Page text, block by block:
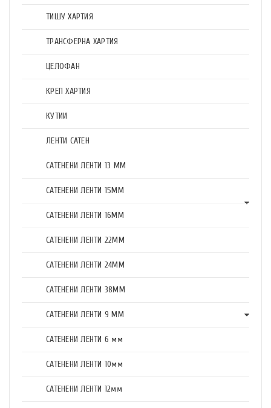
ТИШУ ХАРТИЯ
ТРАНСФЕРНА ХАРТИЯ
ЦЕЛОФАН
КРЕП ХАРТИЯ
КУТИИ
ЛЕНТИ САТЕН
САТЕНЕНИ ЛЕНТИ 13 ММ
САТЕНЕНИ ЛЕНТИ 15ММ
САТЕНЕНИ ЛЕНТИ 16ММ
САТЕНЕНИ ЛЕНТИ 22ММ
САТЕНЕНИ ЛЕНТИ 24ММ
САТЕНЕНИ ЛЕНТИ 38ММ
САТЕНЕНИ ЛЕНТИ 9 ММ
САТЕНЕНИ ЛЕНТИ 6 мм
САТЕНЕНИ ЛЕНТИ 10мм
САТЕНЕНИ ЛЕНТИ 12мм